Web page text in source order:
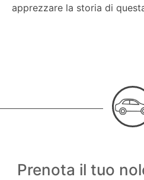
apprezzare la storia di
Prenota il tuo